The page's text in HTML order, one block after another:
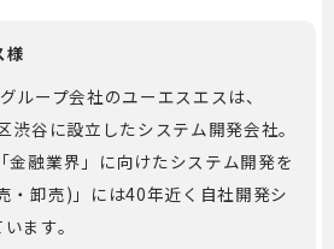
様
ループ会社のユーエスエスは、
谷に設立したシステム開発会社。
金融業界」に向けたシステム開発を
・卸売)」には40年近く自社開発シ
ます。